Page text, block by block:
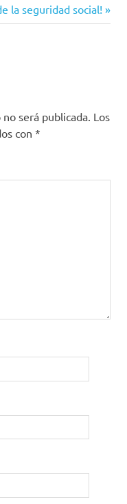
la seguridad social!
será publicada. Los
con *